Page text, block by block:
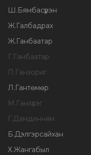
Ш.Бямбасүрэн
Ж.Галбадрах
Ж.Ганбаатар
Г.Ганбаатар
П.Ганзориг
Л.Гантөмөр
М.Ганхүлэг
Г.Дамдинням
Б.Дэлгэрсайхан
Х.Жангабыл